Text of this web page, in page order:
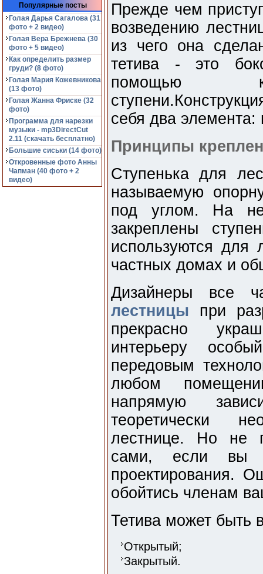
Популярные посты
Голая Дарья Сагалова (31
фото + 2 видео)
Голая Вера Брежнева (30
фото + 5 видео)
Как определить размер
груди? (8 фото)
Голая Мария Кожевникова
(13 фото)
Голая Жанна Фриске (32
фото)
Программа для нарезки
музыки - mp3DirectCut
2.11 (cкачать бесплатно)
Большие сиськи (14 фото)
Откровенные фото Анны
Чапман (40 фото + 2
видео)
Прежде чем
возведению
из чего она
тетива - это
помощью
себя два элемента:
Принципы
Ступенька для
называемую
под углом. На
закреплены
используются для
частных домах и
Дизайнеры все
лестницы при
прекрасно
интерьеру
передовым
любом
напрямую
теоретически
лестнице. Но не
сами, если вы
проектирования.
обойтись членам
Тетива может быть
Открытый;
Закрытый.